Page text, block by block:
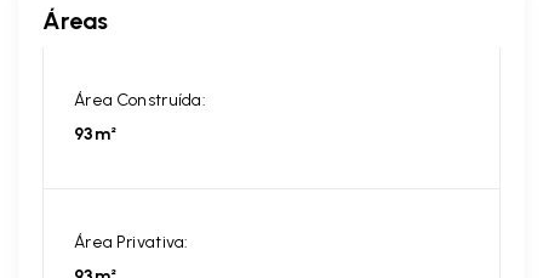
Áreas
Área Construída:
93m²
Área Privativa: